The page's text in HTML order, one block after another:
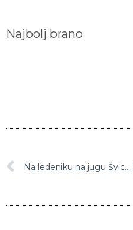
Najbolj brano
Na ledeniku na jugu Švice našli trupli 75 let po izginotju